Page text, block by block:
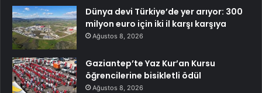
Dünya devi Türkiye’de yer arıyor: 300
milyon euro için iki il karşı karşıya
Ağustos 8, 2026
Gaziantep’te Yaz Kur’an Kursu
öğrencilerine bisikletli ödül
Ağustos 8, 2026